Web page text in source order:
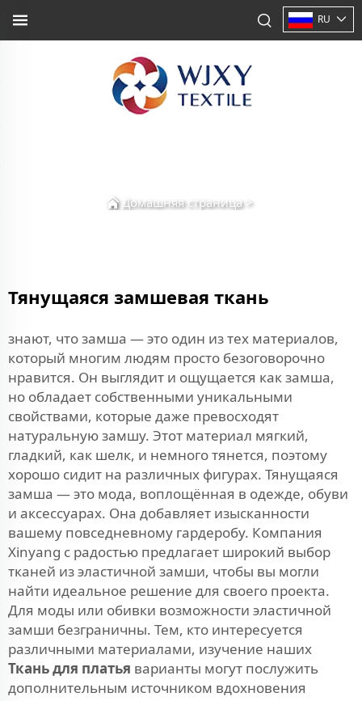
RU
Домашняя страница>
Тянущаяся замшевая ткань
знают, что замша — это один из тех материалов,
который многим людям просто безоговорочно
нравится. Он выглядит и ощущается как замша,
но обладает собственными уникальными
свойствами, которые даже превосходят
натуральную замшу. Этот материал мягкий,
гладкий, как шелк, и немного тянется, поэтому
хорошо сидит на различных фигурах. Тянущаяся
замша — это мода, воплощённая в одежде, обуви
и аксессуарах. Она добавляет изысканности
вашему повседневному гардеробу. Компания
Xinyang с радостью предлагает широкий выбор
тканей из эластичной замши, чтобы вы могли
найти идеальное решение для своего проекта.
Для моды или обивки возможности эластичной
замши безграничны. Тем, кто интересуется
различными материалами, изучение наших
Ткань для платья варианты могут послужить
дополнительным источником вдохновения